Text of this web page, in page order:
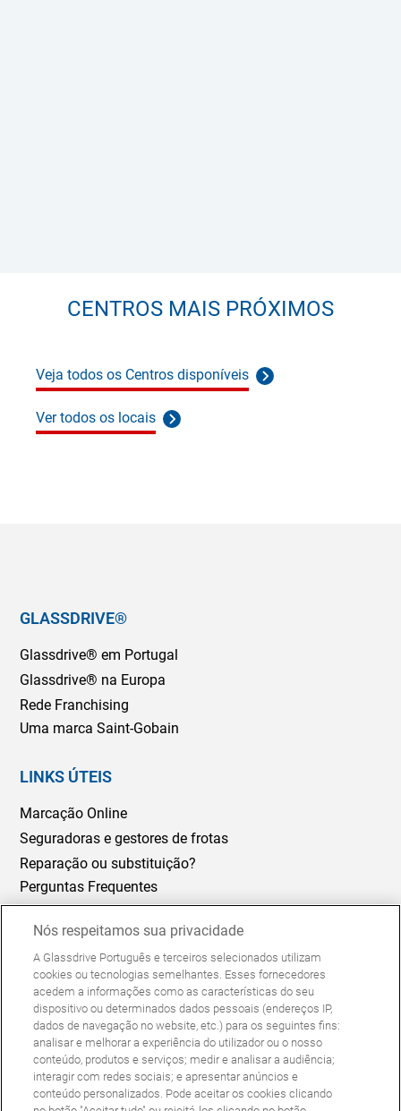
CENTROS MAIS PRÓXIMOS
Veja todos os Centros disponíveis
Ver todos os locais
GLASSDRIVE®
Glassdrive® em Portugal
Glassdrive® na Europa
Rede Franchising
Uma marca Saint-Gobain
LINKS ÚTEIS
Marcação Online
Seguradoras e gestores de frotas
Reparação ou substituição?
Perguntas Frequentes
Política de CookiesPolítica de Privacidade
© Copyright Glassdrive. Todos os direitos reservados | 2025
Nós respeitamos sua privacidade
A Glassdrive Português e terceiros selecionados utilizam
cookies ou tecnologias semelhantes. Esses fornecedores
acedem a informações como as características do seu
dispositivo ou determinados dados pessoais (endereços IP,
dados de navegação no website, etc.) para os seguintes fins:
analisar e melhorar a experiência do utilizador ou o nosso
conteúdo, produtos e serviços; medir e analisar a audiência;
interagir com redes sociais; e apresentar anúncios e
conteúdo personalizados. Pode aceitar os cookies clicando